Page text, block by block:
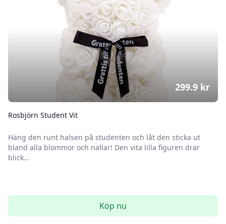
Rosbjörn Student Vit
Häng den runt halsen på studenten och låt den sticka ut
bland alla blommor och nallar! Den vita lilla figuren drar
blick...
299.9 kr
Köp nu